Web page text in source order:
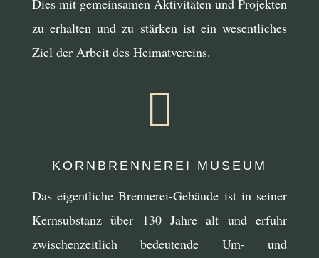
Dies mit gemeinsamen Aktivitäten und Projekten
zu erhalten und zu stärken ist ein wesentliches
Ziel der Arbeit des Heimatvereins.

KORNBRENNEREI MUSEUM
Das eigentliche Brennerei-Gebäude ist in seiner
Kernsubstanz über 130 Jahre alt und erfuhr
zwischenzeitlich bedeutende Um- und